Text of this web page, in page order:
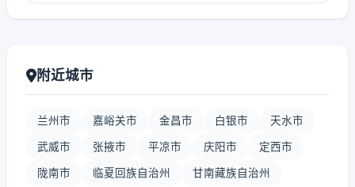
附近城市
兰州市 嘉峪关市 金昌市 白银市 天水市
武威市 张掖市 平凉市 庆阳市 定西市
陇南市 临夏回族自治州 甘南藏族自治州